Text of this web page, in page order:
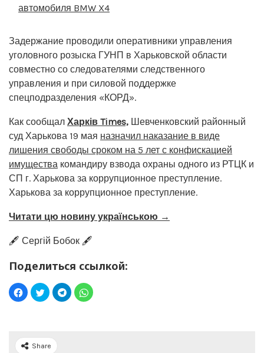
автомобиля BMW X4
Задержание проводили оперативники управления
уголовного розыска ГУНП в Харьковской области
совместно со следователями следственного
управления и при силовой поддержке
спецподразделения «КОРД».
Как сообщал Харків Times, Шевченковский районный
суд Харькова 19 мая назначил наказание в виде
лишения свободы сроком на 5 лет с конфискацией
имущества командиру взвода охраны одного из РТЦК и
СП г. Харькова за коррупционное преступление.
Харькова за коррупционное преступление.
Читати цю новину українською →
🖋️ Сергій Бобок 🖋️
Поделиться ссылкой:
Share